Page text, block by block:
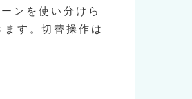
ンを使い分けら
す。切替操作は